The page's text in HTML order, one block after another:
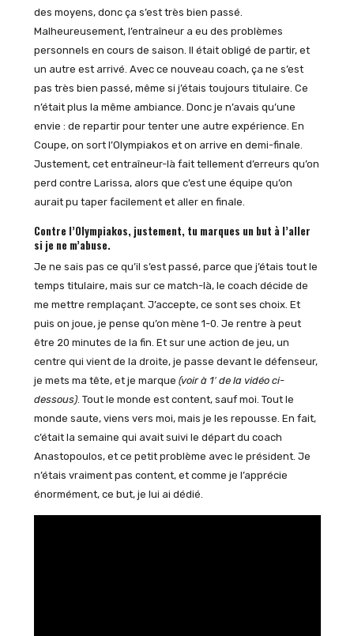
des moyens, donc ça s’est très bien passé.
Malheureusement, l’entraîneur a eu des problèmes
personnels en cours de saison. Il était obligé de partir, et
un autre est arrivé. Avec ce nouveau coach, ça ne s’est
pas très bien passé, même si j’étais toujours titulaire. Ce
n’était plus la même ambiance. Donc je n’avais qu’une
envie : de repartir pour tenter une autre expérience. En
Coupe, on sort l’Olympiakos et on arrive en demi-finale.
Justement, cet entraîneur-là fait tellement d’erreurs qu’on
perd contre Larissa, alors que c’est une équipe qu’on
aurait pu taper facilement et aller en finale.
Contre l’Olympiakos, justement, tu marques un but à l’aller
si je ne m’abuse.
Je ne sais pas ce qu’il s’est passé, parce que j’étais tout le
temps titulaire, mais sur ce match-là, le coach décide de
me mettre remplaçant. J’accepte, ce sont ses choix. Et
puis on joue, je pense qu’on mène 1-0. Je rentre à peut
être 20 minutes de la fin. Et sur une action de jeu, un
centre qui vient de la droite, je passe devant le défenseur,
je mets ma tête, et je marque (voir à 1′ de la vidéo ci-
dessous). Tout le monde est content, sauf moi. Tout le
monde saute, viens vers moi, mais je les repousse. En fait,
c’était la semaine qui avait suivi le départ du coach
Anastopoulos, et ce petit problème avec le président. Je
n’étais vraiment pas content, et comme je l’apprécie
énormément, ce but, je lui ai dédié.